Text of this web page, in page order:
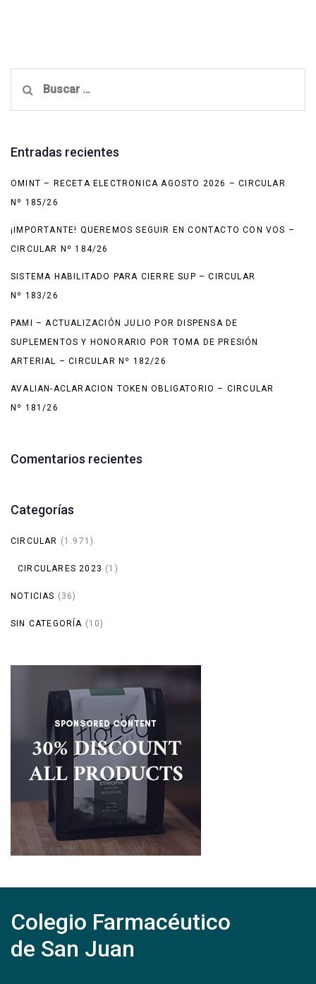
Entradas recientes
OMINT – RECETA ELECTRONICA AGOSTO 2026 – CIRCULAR
Nº 185/26
¡IMPORTANTE! QUEREMOS SEGUIR EN CONTACTO CON VOS –
CIRCULAR Nº 184/26
SISTEMA HABILITADO PARA CIERRE SUP – CIRCULAR
Nº 183/26
PAMI – ACTUALIZACIÓN JULIO POR DISPENSA DE
SUPLEMENTOS Y HONORARIO POR TOMA DE PRESIÓN
ARTERIAL – CIRCULAR Nº 182/26
AVALIAN-ACLARACION TOKEN OBLIGATORIO – CIRCULAR
Nº 181/26
Comentarios recientes
Categorías
CIRCULAR (1.971)
CIRCULARES 2023 (1)
NOTICIAS (36)
SIN CATEGORÍA (10)
Colegio Farmacéutico
de San Juan